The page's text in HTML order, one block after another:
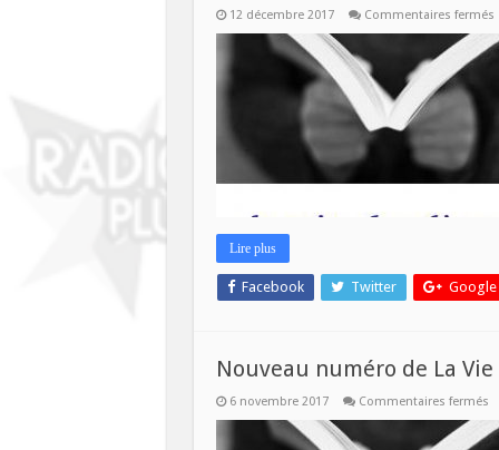
12 décembre 2017 Commentaires fermés
Lire plus
Facebook Twitter Google
Nouveau numéro de La
6 novembre 2017 Commentaires ferméssur